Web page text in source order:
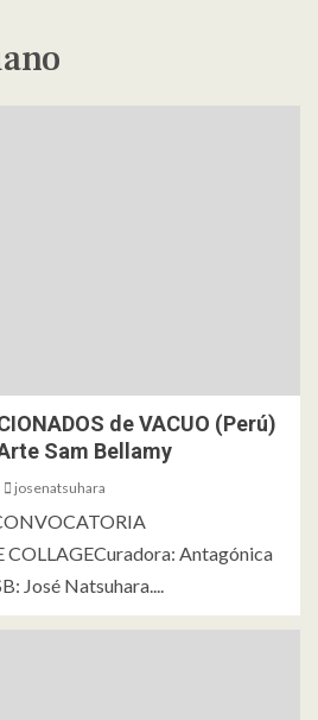
de VACUO (Perú)
Sam Bellamy
josenatsuhara
Antagónica
José Natsuhara....